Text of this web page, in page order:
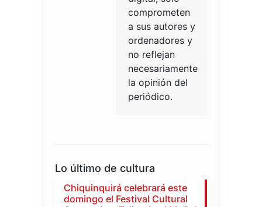
comprometen
a sus autores y
ordenadores y
no reflejan
necesariamente
la opinión del
periódico.
Lo último de cultura
Chiquinquirá celebrará este
domingo el Festival Cultural